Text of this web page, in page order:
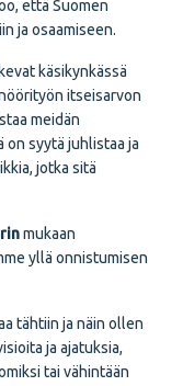
että Suomen
ja osaamiseen.
käsikynkässä
itseisarvon
meidän
on syytä juhlistaa ja
jotka sitä
mukaan
yllä onnistumisen
tähtiin ja näin ollen
ja ajatuksia,
tai vähintään